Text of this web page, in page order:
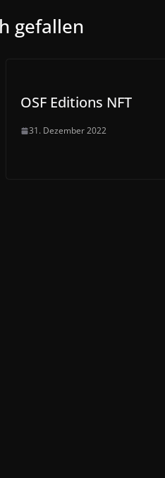
gefallen
OSF Editions NFT
31. Dezember 2022